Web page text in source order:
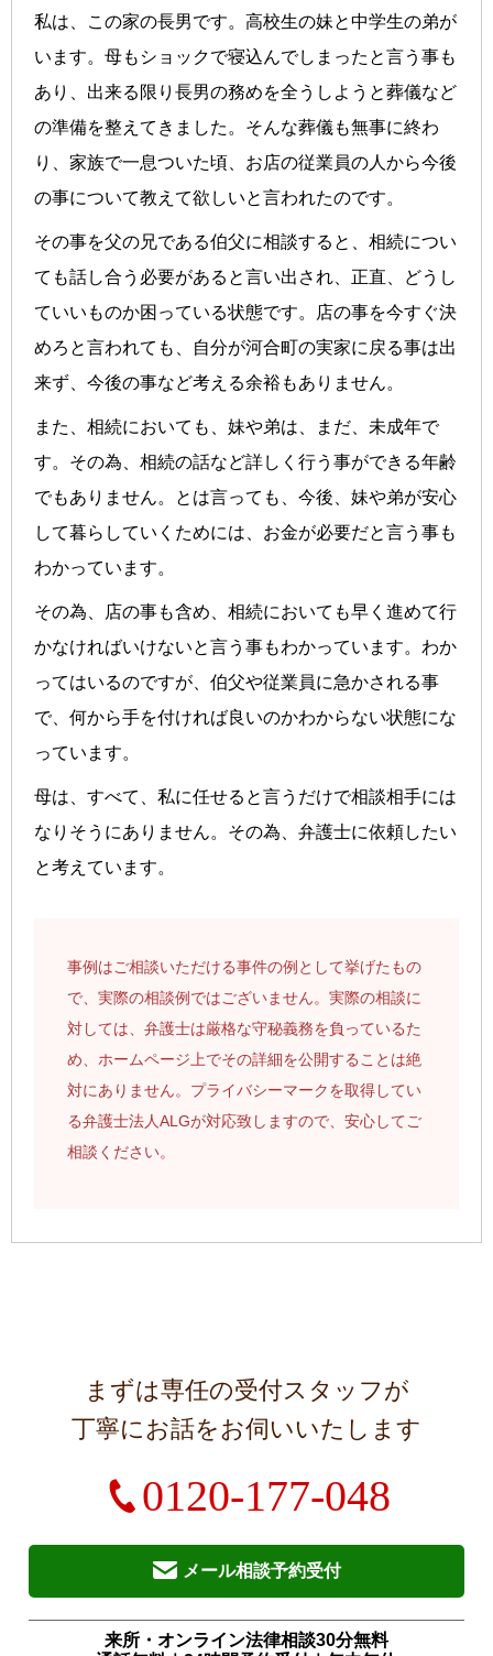
私は、この家の長男です。高校生の妹と中学生の弟が
います。母もショックで寝込んでしまったと言う事も
あり、出来る限り長男の務めを全うしようと葬儀など
の準備を整えてきました。そんな葬儀も無事に終わ
り、家族で一息ついた頃、お店の従業員の人から今後
の事について教えて欲しいと言われたのです。
その事を父の兄である伯父に相談すると、相続につい
ても話し合う必要があると言い出され、正直、どうし
ていいものか困っている状態です。店の事を今すぐ決
めろと言われても、自分が河合町の実家に戻る事は出
来ず、今後の事など考える余裕もありません。
また、相続においても、妹や弟は、まだ、未成年で
す。その為、相続の話など詳しく行う事ができる年齢
でもありません。とは言っても、今後、妹や弟が安心
して暮らしていくためには、お金が必要だと言う事も
わかっています。
その為、店の事も含め、相続においても早く進めて行
かなければいけないと言う事もわかっています。わか
ってはいるのですが、伯父や従業員に急かされる事
で、何から手を付ければ良いのかわからない状態にな
っています。
母は、すべて、私に任せると言うだけで相談相手には
なりそうにありません。その為、弁護士に依頼したい
と考えています。
事例はご相談いただける事件の例として挙げたもの
で、実際の相談例ではございません。実際の相談に
対しては、弁護士は厳格な守秘義務を負っているた
め、ホームページ上でその詳細を公開することは絶
対にありません。プライバシーマークを取得してい
る弁護士法人ALGが対応致しますので、安心してご
相談ください。
まずは専任の受付スタッフが
丁寧にお話をお伺いいたします
0120-177-048
メール相談予約受付
来所・オンライン法律相談30分無料